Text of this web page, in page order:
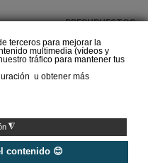
terceros para mejorar la
multimedia (vídeos y
tráfico para mantener tus
u obtener más
◮
contenido 😊
PRESUPUESTOS
(Episodio 3)